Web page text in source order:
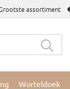
assortiment
Worteldoek